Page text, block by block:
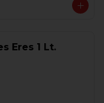
Eres 1 Lt.